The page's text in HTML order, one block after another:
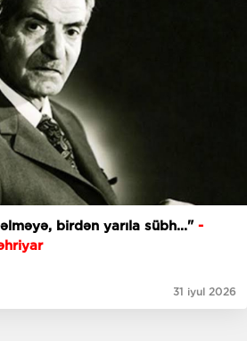
birdən yarıla sübh..."-
31 iyul 2026